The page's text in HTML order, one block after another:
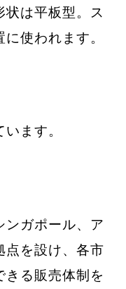
状は平板型。ス
使われます。
ます。
ンガポール、ア
点を設け、各市
きる販売体制を